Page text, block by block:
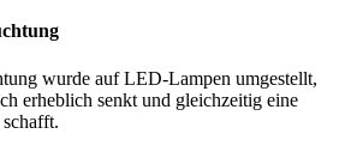
wurde auf LED-Lampen umgestellt,
erheblich senkt und gleichzeitig eine